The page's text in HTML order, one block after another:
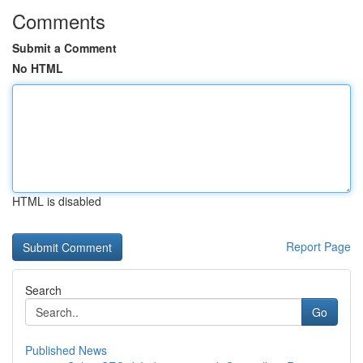
Comments
Submit a Comment
No HTML
HTML is disabled
Report Page
Search
Go
Published News